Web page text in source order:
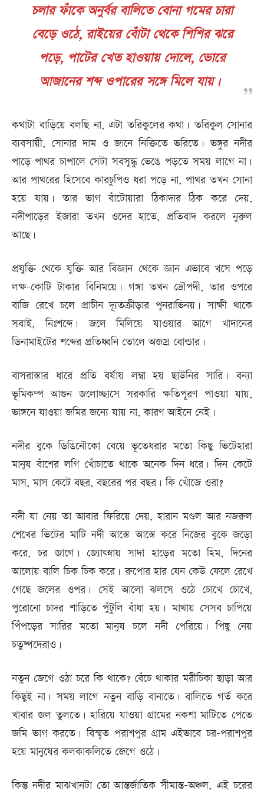
চলার ফাঁকে অনুর্বর বালিতে বোনা গমের চারা
বেড়ে ওঠে, রাইয়ের বোঁটা থেকে শিশির ঝরে
পড়ে, পাটের খেত হাওয়ায় দোলে, ভোরে
আজানের শব্দ ওপারের সঙ্গে মিলে যায়।
কথাটা বাড়িয়ে বলছি না, এটা তরিকুলের কথা। তরিকুল সোনার
ব্যবসায়ী, সোনার দাম ও জানে নিক্তিতে ভরিতে। ভঙ্গুর নদীর
পাড়ে পাথর চাপালে সেটা সবসুদ্ধু ভেঙে পড়তে সময় লাগে না।
আর পাথরের হিসেবে কারচুপিও ধরা পড়ে না, পাথর তখন সোনা
হয়ে যায়। তার ভাগ বাঁটোয়ারা ঠিকাদার ঠিক করে দেয়,
নদীপাড়ের ইজারা তখন ওদের হাতে, প্রতিবাদ করলে নুরুল
আছে।
প্রযুক্তি থেকে যুক্তি আর বিজ্ঞান থেকে জ্ঞান এভাবে খসে পড়ে
লক্ষ-কোটি টাকার বিনিময়ে। গঙ্গা তখন দ্রৌপদী, তার ওপরে
বাজি রেখে চলে প্রাচীন দ্যূতক্রীড়ার পুনরাভিনয়। সাক্ষী থাকে
সবাই, নিঃশব্দে। জলে মিলিয়ে যাওয়ার আগে খাদানের
ডিনামাইটের শব্দের প্রতিধ্বনি তোলে অজস্র বোল্ডার।
বাসরাস্তার ধারে প্রতি বর্ষায় লম্বা হয় ছাউনির সারি। বন্যা
ভূমিকম্প আগুন জলোচ্ছাসে সরকারি ক্ষতিপূরণ পাওয়া যায়,
ভাঙ্গনে যাওয়া জমির জন্যে যায় না, কারণ আইনে নেই।
নদীর বুকে ডিঙিনৌকো বেয়ে ভূতেধরার মতো কিছু ভিটেহারা
মানুষ বাঁশের লগি খোঁচাতে থাকে অনেক দিন ধরে। দিন কেটে
মাস, মাস কেটে বছর, বছরের পর বছর। কি খোঁজে ওরা?
নদী যা নেয় তা আবার ফিরিয়ে দেয়, হারান মণ্ডল আর নজরুল
শেখের ভিটের মাটি নদী আস্তে আস্তে করে নিজের বুকে জড়ো
করে, চর জাগে। জ্যোৎস্নায় সাদা হাড়ের মতো হিম, দিনের
আলোয় বালি চিক চিক করে। রুপোর হার যেন কেউ ফেলে রেখে
গেছে জলের ওপর। সেই আলো ঝলসে ওঠে চোখে চোখে,
পুরোনো চাদর শাড়িতে পুঁটুলি বাঁধা হয়। মাথায় সেসব চাপিয়ে
পিঁপড়ের সারির মতো মানুষ চলে নদী পেরিয়ে। পিছু নেয়
চতুষ্পদেরাও।
নতুন জেগে ওঠা চরে কি থাকে? বেঁচে থাকার মরীচিকা ছাড়া আর
কিছুই না। সময় লাগে নতুন বাড়ি বানাতে। বালিতে গর্ত করে
খাবার জল তুলতে। হারিয়ে যাওয়া গ্রামের নকশা মাটিতে পেতে
জমি ভাগ করতে। বিস্মৃত পরাশপুর গ্রাম এইভাবে চর-পরাশপুর
হয়ে মানুষের কলকাকলিতে জেগে ওঠে।
কিন্তু নদীর মাঝখানটা তো আন্তর্জাতিক সীমান্ত-অঞ্চল, এই চরের